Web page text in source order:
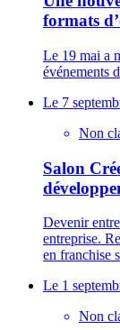
formats
Le 19 mai a
événements
Le 7
Non
Salon
Devenir
entreprise.
en franchise
Le 1
Non